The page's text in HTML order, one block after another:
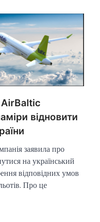
AirBaltic
відновити
заявила про
на український
відповідних умов
Про це